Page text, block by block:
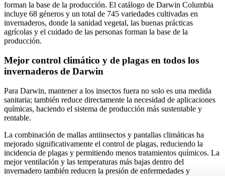
forman la base de la producción. El catálogo de Darwin Columbia
incluye 68 géneros y un total de 745 variedades cultivadas en
invernaderos, donde la sanidad vegetal, las buenas prácticas
agrícolas y el cuidado de las personas forman la base de la
producción.
Mejor control climático y de plagas en todos los
invernaderos de Darwin
Para Darwin, mantener a los insectos fuera no solo es una medida
sanitaria; también reduce directamente la necesidad de aplicaciones
químicas, haciendo el sistema de producción más sustentable y
rentable.
La combinación de mallas antiinsectos y pantallas climáticas ha
mejorado significativamente el control de plagas, reduciendo la
incidencia de plagas y permitiendo menos tratamientos químicos. La
mejor ventilación y las temperaturas más bajas dentro del
invernadero también reducen la presión de enfermedades y